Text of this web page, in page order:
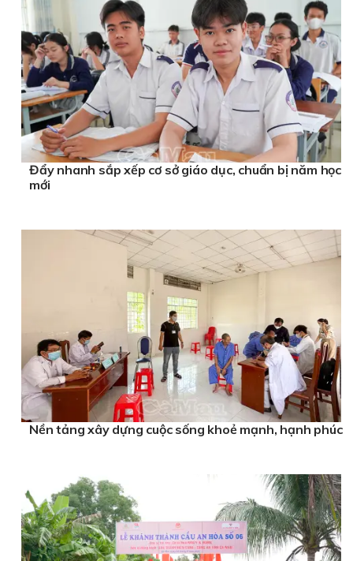
Đẩy nhanh sắp xếp cơ sở giáo dục, chuẩn bị năm học
mới
Nền tảng xây dựng cuộc sống khoẻ mạnh, hạnh phúc